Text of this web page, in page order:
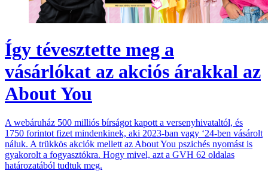
Így tévesztette meg a
vásárlókat az akciós árakkal az
About You
A webáruház 500 milliós bírságot kapott a versenyhivataltól, és
1750 forintot fizet mindenkinek, aki 2023-ban vagy ‘24-ben vásárolt
náluk. A trükkös akciók mellett az About You pszichés nyomást is
gyakorolt a fogyasztókra. Hogy mivel, azt a GVH 62 oldalas
határozatából tudtuk meg.